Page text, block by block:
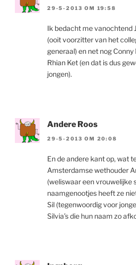
29-5-2013 OM 19:58
Ik bedacht me vanochtend
(ooit voorzitter van het
generaal) en net nog
Rhian Ket (en dat is dus
jongen).
Andere Roos
29-5-2013 OM 20:08
En de andere kant op, wat
Amsterdamse wethouder
(weliswaar een vrouwelijke
naamgenootjes heeft ze
Sil (tegenwoordig voor
Silvia’s die hun naam zo